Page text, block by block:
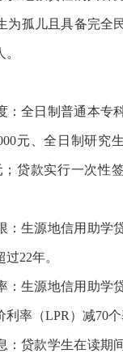
为孤儿且具备完全
：全日制普通本专
元、全日制研究
；贷款实行一次性
：生源地信用助学
22年。
：生源地信用助学
率（LPR）减70个
：贷款学生在读期